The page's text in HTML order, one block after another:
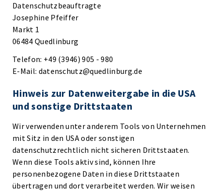
Datenschutzbeauftragte
Josephine Pfeiffer
Markt 1
06484 Quedlinburg
Telefon: +49 (3946) 905 - 980
E-Mail: datenschutz@quedlinburg.de
Hinweis zur Datenweitergabe in die USA
und sonstige Drittstaaten
Wir verwenden unter anderem Tools von Unternehmen
mit Sitz in den USA oder sonstigen
datenschutzrechtlich nicht sicheren Drittstaaten.
Wenn diese Tools aktiv sind, können Ihre
personenbezogene Daten in diese Drittstaaten
übertragen und dort verarbeitet werden. Wir weisen